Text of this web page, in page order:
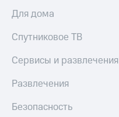
Для дома
Спутниковое ТВ
Сервисы и развлечения
Развлечения
Безопасность